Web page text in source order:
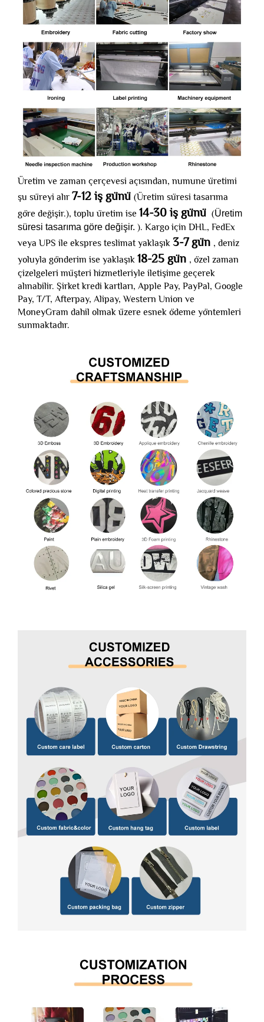
Üretim ve zaman çerçevesi açısından, numune üretimi
şu süreyi alır 7-12 iş günü (Üretim süresi tasarıma
göre değişir.), toplu üretim ise 14-30 iş günü (Üretim
süresi tasarıma göre değişir. ). Kargo için DHL, FedEx
veya UPS ile ekspres teslimat yaklaşık 3-7 gün , deniz
yoluyla gönderim ise yaklaşık 18-25 gün , özel zaman
çizelgeleri müşteri hizmetleriyle iletişime geçerek
alınabilir. Şirket kredi kartları, Apple Pay, PayPal, Google
Pay, T/T, Afterpay, Alipay, Western Union ve
MoneyGram dahil olmak üzere esnek ödeme yöntemleri
sunmaktadır.